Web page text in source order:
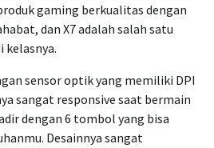
gaming berkualitas dengan
dan X7 adalah salah satu
kelasnya.
sensor optik yang memiliki DPI
sangat responsive saat bermain
dengan 6 tombol yang bisa
Desainnya sangat